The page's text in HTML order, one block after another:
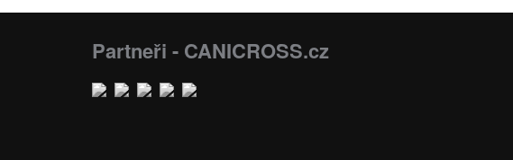
Partneři - CANICROSS.cz